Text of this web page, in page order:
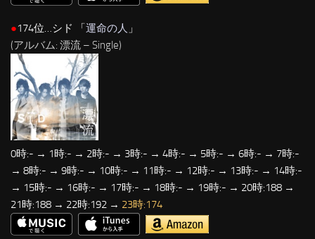
●174位…シド 「運命の人 」
(アルバム: 漂流 – Single)
0時:- → 1時:- → 2時:- → 3時:- → 4時:- → 5時:- → 6時:- → 7時:-
→ 8時:- → 9時:- → 10時:- → 11時:- → 12時:- → 13時:- → 14時:-
→ 15時:- → 16時:- → 17時:- → 18時:- → 19時:- → 20時:188 →
21時:188 → 22時:192 → 23時:174